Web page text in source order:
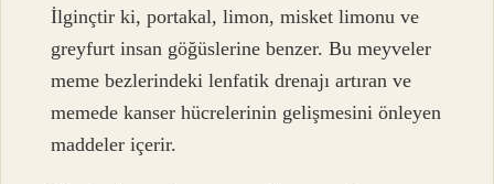
İlginçtir ki, portakal, limon, misket limonu ve
greyfurt insan göğüslerine benzer. Bu meyveler
meme bezlerindeki lenfatik drenajı artıran ve
memede kanser hücrelerinin gelişmesini önleyen
maddeler içerir.